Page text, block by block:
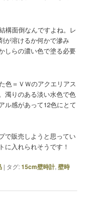
構面倒なんですよね。レ
が溶けるか何かで滲み
しらの濃い色で塗る必要
色＝ＶＷのアクエリアス
濁りのある淡い水色で色
ル感があって12色にとて
で販売しようと思ってい
に入れられそうです！
| タグ:15cm壁時計,壁時